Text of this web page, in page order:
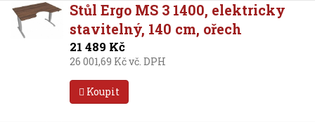
Stůl Ergo MS 3 1400, elektricky
stavitelný, 140 cm, ořech
21 489 Kč
26 001,69 Kč vč. DPH
Koupit